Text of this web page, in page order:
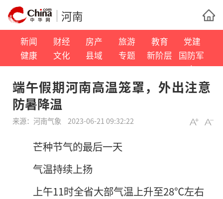
河南
新闻 财经 房产 旅游 教育
党建
健康
文化 县域 专题 新阶层
国防军
事
端午假期河南高温笼罩，外出注意
防暑降温
来源： 河南气象 2023-06-21 09:32:22
芒种节气的最后一天
气温持续上扬
上午11时全省大部气温上升至28℃左右